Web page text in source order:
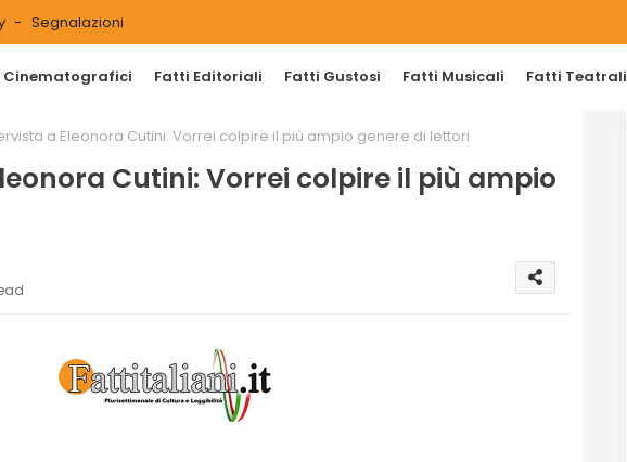
Segnalazioni
Cinematografici Fatti Editoriali Fatti Gustosi Fatti Musicali Fatti Teatrali
a Eleonora Cutini: Vorrei colpire il più ampio genere di lettori
Cutini: Vorrei colpire il più ampio